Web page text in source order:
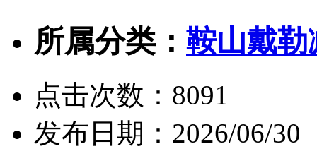
所属分类： 鞍山戴勒
点击次数： 8091
发布日期： 2026/06/30